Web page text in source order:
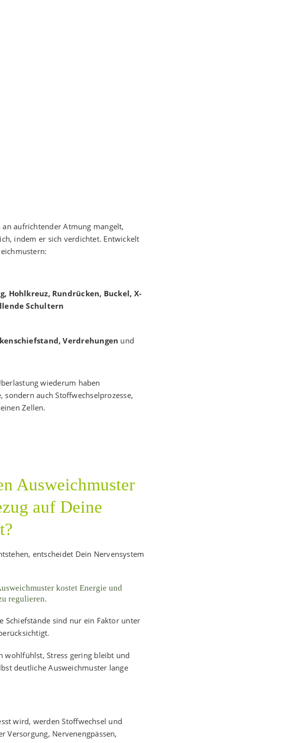
aufrichtender Atmung mangelt,
indem er sich verdichtet. Entwickelt
Hohlkreuz, Rundrücken, Buckel, X-
Schultern
Verdrehungen und
wiederum haben
auch Stoffwechselprozesse,
Zellen.
Ausweichmuster
auf Deine
entscheidet Dein Nervensystem
kostet Energie und
regulieren.
Schiefstände sind nur ein Faktor unter
wohlfühlst, Stress gering bleibt und
deutliche Ausweichmuster lange
wird, werden Stoffwechsel und
Versorgung, Nervenengpässen,